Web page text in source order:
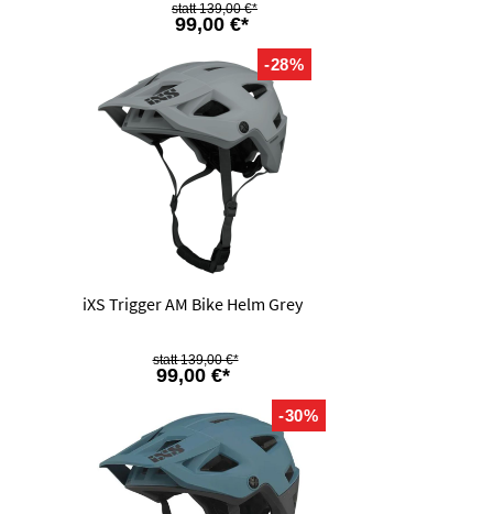
99,00 €*
139,00 €*
-28%
iXS Trigger AM Bike Helm Grey
99,00 €*
139,00 €*
-30%